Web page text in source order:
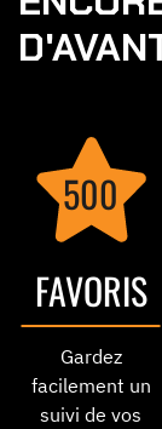
500
FAVORIS
Gardez
facilement un
suivi de vos